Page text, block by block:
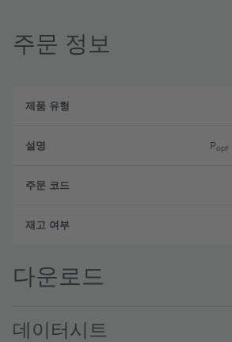
주문 정보
품
설
Popt
다운로드
데이터시트